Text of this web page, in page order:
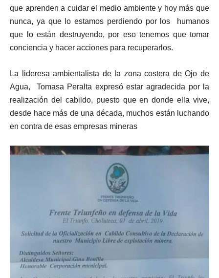
que aprenden a cuidar el medio ambiente y hoy más que
nunca, ya que lo estamos perdiendo por los humanos
que lo están destruyendo, por eso tenemos que tomar
conciencia y hacer acciones para recuperarlos.
La lideresa ambientalista de la zona costera de Ojo de
Agua, Tomasa Peralta expresó estar agradecida por la
realización del cabildo, puesto que en donde ella vive,
desde hace más de una década, muchos están luchando
en contra de esas empresas mineras